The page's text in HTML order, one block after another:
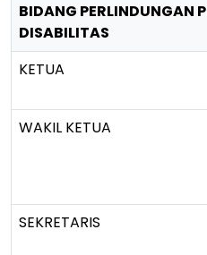
BIDANG PERLINDUNGAN
DISABILITAS
KETUA
WAKIL KETUA
SEKRETARIS